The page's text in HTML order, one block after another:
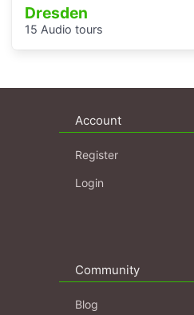
Dresden
15 Audio tours
Account
Register
Login
Community
Blog